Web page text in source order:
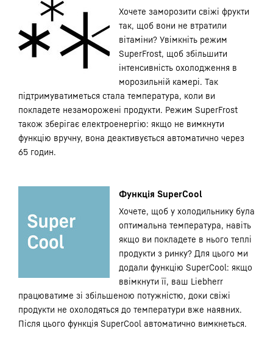
Хочете заморозити свіжі фрукти
так, щоб вони не втратили
вітаміни? Увімкніть режим
SuperFrost, щоб збільшити
інтенсивність охолодження в
морозильній камері. Так
підтримуватиметься стала температура, коли ви
покладете незаморожені продукти. Режим SuperFrost
також зберігає електроенергію: якщо не вимкнути
функцію вручну, вона деактивується автоматично через
65 годин.
Функція SuperCool
Хочете, щоб у холодильнику була
оптимальна температура, навіть
якщо ви покладете в нього теплі
продукти з ринку? Для цього ми
додали функцію SuperCool: якщо
ввімкнути її, ваш Liebherr
працюватиме зі збільшеною потужністю, доки свіжі
продукти не охолодяться до температури вже наявних.
Після цього функція SuperCool автоматично вимкнеться.